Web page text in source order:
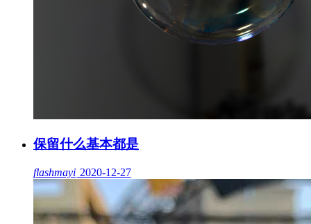
保留什么基本都是
flashmayi 2020-12-27